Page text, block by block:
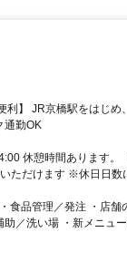
イク通勤OK
休憩時間あります。
ただけます ※休日日数
食品管理／発注 ・店舗
／洗い場 ・新メニュ